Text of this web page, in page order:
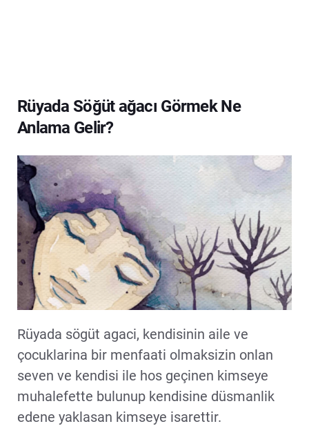
Rüyada Söğüt ağacı Görmek Ne
Anlama Gelir?
Rüyada sögüt agaci, kendisinin aile ve
çocuklarina bir menfaati olmaksizin onlan
seven ve kendisi ile hos geçinen kimseye
muhalefette bulunup kendisine düsmanlik
edene yaklasan kimseye isarettir.